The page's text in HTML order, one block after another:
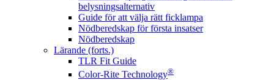
belysningsalternativ
Guide för att välja rätt ficklampa
Nödberedskap för första insatser
Nödberedskap
Lärande (forts.)
TLR Fit Guide
Color-Rite Technology®